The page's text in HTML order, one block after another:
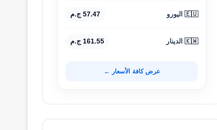
🇪🇺 اليورو 57.47 ج.م
🇰🇼 الدينار 161.55 ج.م
عرض كافة الأسعار ←